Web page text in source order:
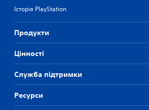
Історія PlayStation
Продукти
Цiнностi
Служба підтримки
Ресурси